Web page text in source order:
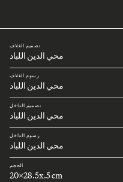
تصميم الغلاف
محي الدين اللباد
رسوم الغلاف
محي الدين اللباد
تصميم الداخل
محي الدين اللباد
رسوم الداخل
محي الدين اللباد
الحجم
20x28.5x.5 cm